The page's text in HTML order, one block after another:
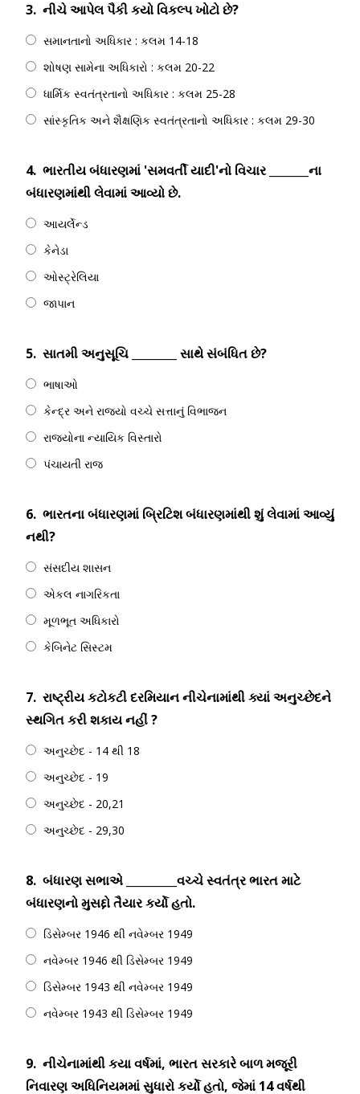
3. નીચે આપેલ પૈકી કયો વિકલ્પ ખોટો છે?
સમાનતાનો અધિકાર : કલમ 14-18
શોષણ સામેના અધિકારો : કલમ 20-22
ધાર્મિક સ્વતંત્રતાનો અધિકાર : કલમ 25-28
સાંસ્કૃતિક અને શૈક્ષણિક સ્વતંત્રતાનો અધિકાર : કલમ 29-30
4. ભારતીય બંધારણમાં 'સમવર્તી યાદી'નો વિચાર _______ના
બંધારણમાંથી લેવામાં આવ્યો છે.
આયર્લેન્ડ
કેનેડા
ઓસ્ટ્રેલિયા
જાપાન
5. સાતમી અનુસૂચિ ________ સાથે સંબંધિત છે?
ભાષાઓ
કેન્દ્ર અને રાજ્યો વચ્ચે સત્તાનું વિભાજન
રાજ્યોના ન્યાયિક વિસ્તારો
પંચાયતી રાજ
6. ભારતના બંધારણમાં બ્રિટિશ બંધારણમાંથી શું લેવામાં આવ્યું
નથી?
સંસદીય શાસન
એકલ નાગરિકતા
મૂળભૂત અધિકારો
કેબિનેટ સિસ્ટમ
7. રાષ્ટ્રીય કટોકટી દરમિયાન નીચેનામાંથી ક્યાં અનુચ્છેદને
સ્થગિત કરી શકાય નહીં ?
અનુચ્છેદ - 14 થી 18
અનુચ્છેદ - 19
અનુચ્છેદ - 20,21
અનુચ્છેદ - 29,30
8. બંધારણ સભાએ _________વચ્ચે સ્વતંત્ર ભારત માટે
બંધારણનો મુસદ્દો તૈયાર કર્યો હતો.
ડિસેમ્બર 1946 થી નવેમ્બર 1949
નવેમ્બર 1946 થી ડિસેમ્બર 1949
ડિસેમ્બર 1943 થી નવેમ્બર 1949
નવેમ્બર 1943 થી ડિસેમ્બર 1949
9. નીચેનામાંથી કયા વર્ષમાં, ભારત સરકારે બાળ મજૂરી
નિવારણ અધિનિયમમાં સુધારો કર્યો હતો, જેમાં 14 વર્ષથી